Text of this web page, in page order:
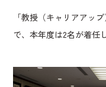
「教授（キャリアアッ
で、本年度は2名が着任